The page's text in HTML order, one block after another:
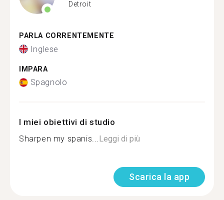
Detroit
PARLA CORRENTEMENTE
Inglese
IMPARA
Spagnolo
I miei obiettivi di studio
Sharpen my spanis...Leggi di più
Scarica la app